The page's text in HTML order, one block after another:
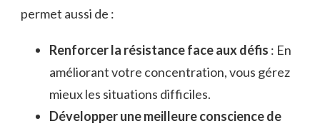
permet aussi de :
Renforcer la résistance face aux défis : En
améliorant votre concentration, vous gérez
mieux les situations difficiles.
Développer une meilleure conscience de